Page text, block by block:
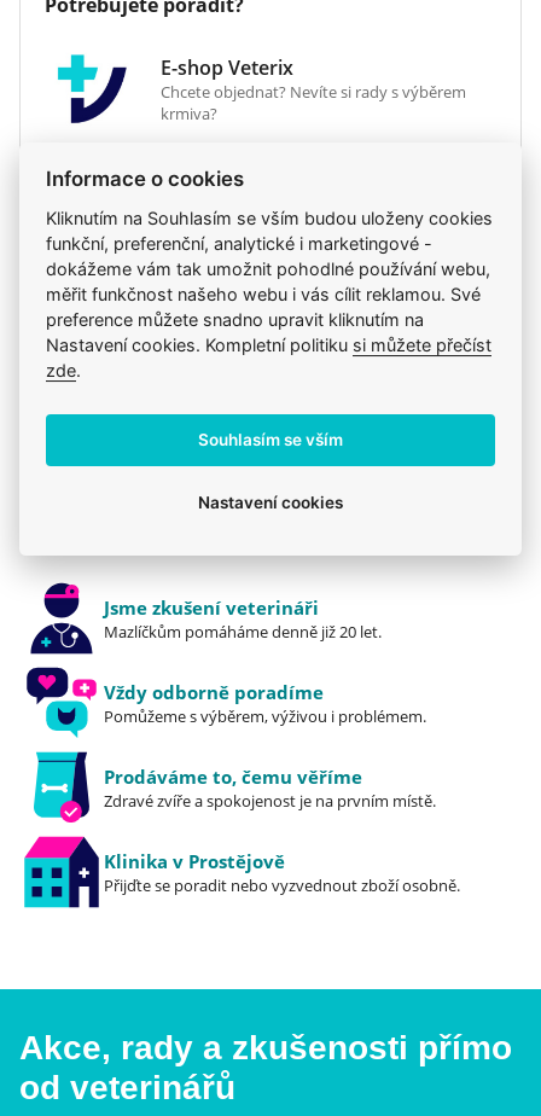
krmivo je dostupné také ve vlhké formě jako
kousky ve vynikající šťávě nebo šťavnatém želé.
Pokud přemýšlíte nad kombinovaným krmením,
jednoduše se řiďte našimi pokyny, aby vaše kočka
krmiva.
E-shop Veterix
Chcete objednat? Nevíte si rady s výběrem
krmiva?
777 319 517 (Po–Pá, 8–15h)
eshop@veterix.cz
Produkt také v těchto kategoriích9
Granule
Pro dospělé kočky
Royal Canin
Royal Canin
Royal Canin - běžné krmivo
Jsme zkušení veterináři
Mazlíčkům pomáháme denně již 20 let.
Vždy odborně poradíme
Pomůžeme s výběrem, výživou i problémem.
Prodáváme to, čemu věříme
Zdravé zvíře a spokojenost je na prvním místě.
Klinika v Prostějově
Přijďte se poradit nebo vyzvednout zboží osobně.
Akce, rady a zkušenosti přímo
od veterinářů
Informace o cookies
Kliknutím na Souhlasím se vším budou uloženy cookies
funkční, preferenční, analytické i marketingové -
dokážeme vám tak umožnit pohodlné používání webu,
měřit funkčnost našeho webu i vás cílit reklamou. Své
preference můžete snadno upravit kliknutím na
Nastavení cookies. Kompletní politiku si můžete přečíst
zde.
Souhlasím se vším
Nastavení cookies